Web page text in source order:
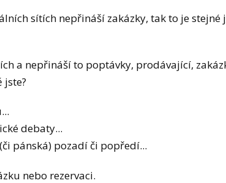
sítích nepřináší zakázky, tak to je stejné
a nepřináší to poptávky, prodávající,
jste?
debaty...
pánská) pozadí či popředí...
nebo rezervaci.